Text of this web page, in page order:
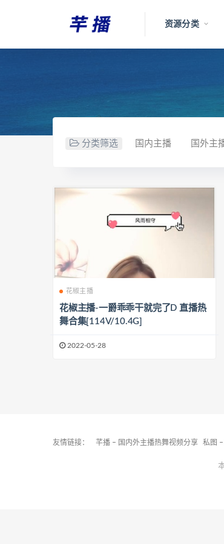
资源分类
分类筛选 国内主播 国外主
花椒主播
花椒主播-一爵乖乖干就完了D 直播热
舞合集[114V/10.4G]
2022-05-28
友情链接： 芊播 – 国内外主播热舞视频分享 私图